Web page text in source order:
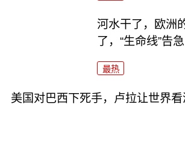
河水干了，欧洲
了，“生命线”告急
最热
美国对巴西下死手，卢拉让世界